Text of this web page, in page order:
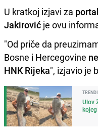
U kratkoj izjavi za portal
Jakirović je ovu
"Od priče da
Bosne i Hercegovine
HNK Rijeka", izjavio je
Ulov